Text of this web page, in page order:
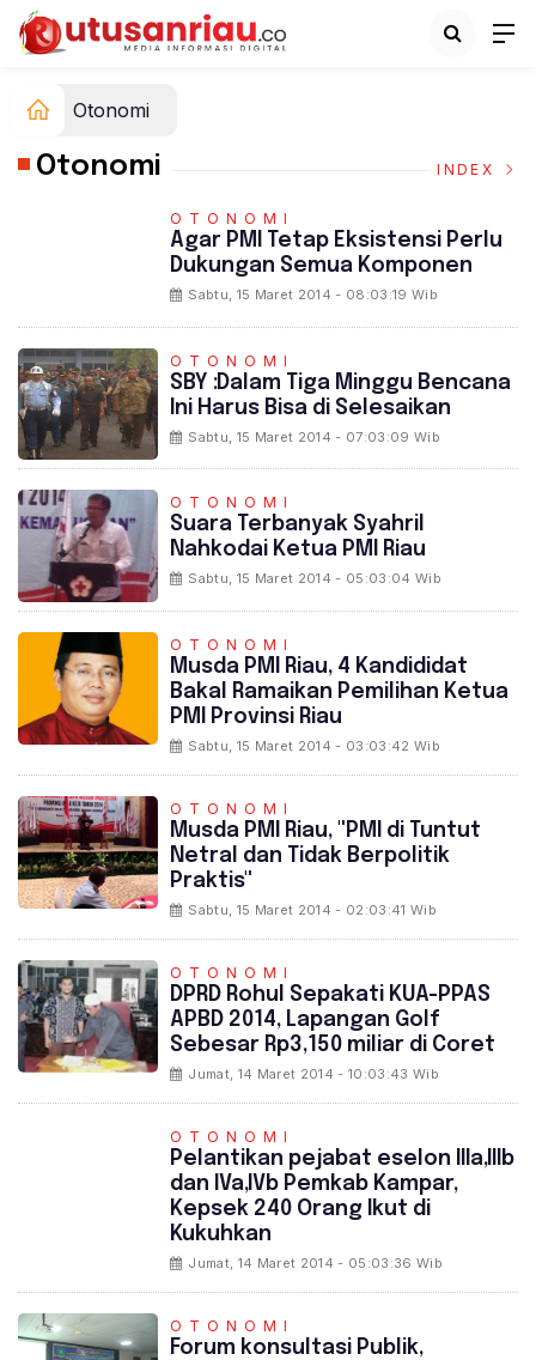
Otonomi
Otonomi INDEX
OTONOMI
Agar PMI Tetap Eksistensi Perlu
Dukungan Semua Komponen
Sabtu, 15 Maret 2014 - 08:03:19 Wib
OTONOMI
SBY :Dalam Tiga Minggu Bencana
Ini Harus Bisa di Selesaikan
Sabtu, 15 Maret 2014 - 07:03:09 Wib
OTONOMI
Suara Terbanyak Syahril
Nahkodai Ketua PMI Riau
Sabtu, 15 Maret 2014 - 05:03:04 Wib
OTONOMI
Musda PMI Riau, 4 Kandididat
Bakal Ramaikan Pemilihan Ketua
PMI Provinsi Riau
Sabtu, 15 Maret 2014 - 03:03:42 Wib
OTONOMI
Musda PMI Riau, "PMI di Tuntut
Netral dan Tidak Berpolitik
Praktis"
Sabtu, 15 Maret 2014 - 02:03:41 Wib
OTONOMI
DPRD Rohul Sepakati KUA-PPAS
APBD 2014, Lapangan Golf
Sebesar Rp3,150 miliar di Coret
Jumat, 14 Maret 2014 - 10:03:43 Wib
OTONOMI
Pelantikan pejabat eselon IIIa,IIIb
dan IVa,IVb Pemkab Kampar,
Kepsek 240 Orang Ikut di
Kukuhkan
Jumat, 14 Maret 2014 - 05:03:36 Wib
OTONOMI
Forum konsultasi Publik,